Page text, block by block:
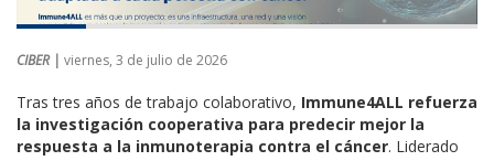
CIBER | viernes, 3 de julio de 2026
Tras tres años de trabajo colaborativo, Immune4ALL refuerza
la investigación cooperativa para predecir mejor la
respuesta a la inmunoterapia contra el cáncer. Liderado